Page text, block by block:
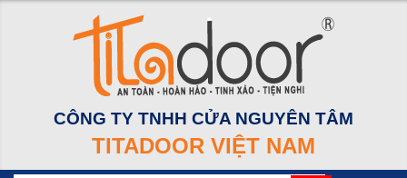
CÔNG TY TNHH CỬA NGUYÊN TÂM
TITADOOR VIỆT NAM